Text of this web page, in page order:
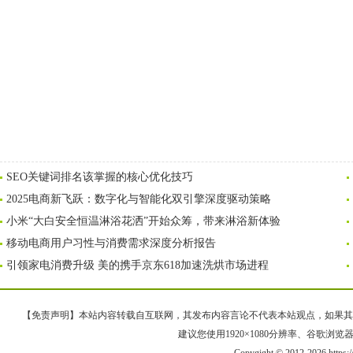
SEO关键词排名该掌握的核心优化技巧
2025电商新飞跃：数字化与智能化双引擎深度驱动策略
小米“大白安全恒温淋浴花洒”开始众筹，带来淋浴新体验
移动电商用户习性与消费需求深度分析报告
引领家电消费升级 美的携手京东618加速洗烘市场进程
【免责声明】本站内容转载自互联网，其发布内容言论不代表本站观点，如果
建议您使用1920×1080分辨率、谷歌浏览